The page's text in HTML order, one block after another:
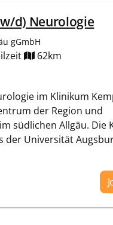
d) Neurologie
gGmbH
62km
im Klinikum
der Region und
südlichen Allgäu. Die
der Universität